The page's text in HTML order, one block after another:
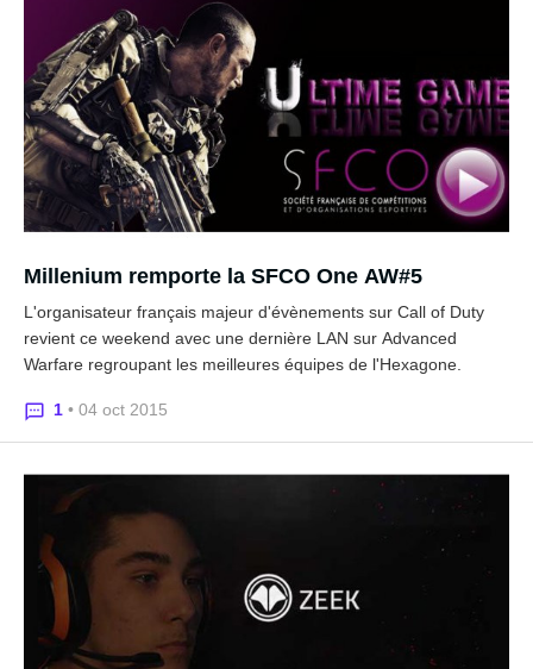
Millenium remporte la SFCO One AW#5
L'organisateur français majeur d'évènements sur Call of Duty
revient ce weekend avec une dernière LAN sur Advanced
Warfare regroupant les meilleures équipes de l'Hexagone.
1 • 04 oct 2015